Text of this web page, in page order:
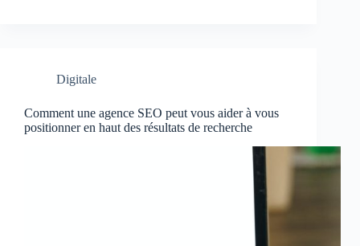
Digitale
Comment une agence SEO peut vous aider à vous
positionner en haut des résultats de recherche